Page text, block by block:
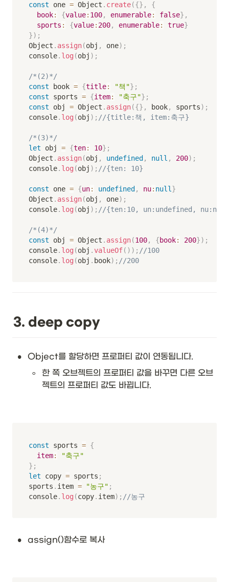
const one = Object . create({} ,
{
book: {value: 100, enumerable: false} ,
sports : {value: 200, enumerable: true}
}) ;
Object . assign(obj , one) ;
console. log (obj ) ;
/*(2)*/
const book = {title: "책"} ;
const sports = {item: "축구"} ;
const obj = Object . assign({} , book, sports) ;
console. log (obj ) ; //{title:책, item:축구}
/*(3)*/
let obj = {ten: 10} ;
Object . assign(obj , undefined , null , 200) ;
console. log (obj ) ; //{ten: 10}
const one = {un: undefined , nu: null}
Object . assign(obj , one) ;
console. log (obj ) ; //{ten:10, un:undefined,
/*(4)*/
const obj = Object . assign(100, {book: 200}) ;
console. log (obj .valueOf( ) ) ; //100
console. log (obj . book) ; //200
3. deep copy
• Object를 할당하면 프로퍼티 값이 연동됩니다.
◦
한 쪽 오브젝트의 프로퍼티 값을 바꾸면 다른 오브
젝트의 프로퍼티 값도 바뀝니다.
const sports = {
item:
"축구"
} ;
let copy = sports ;
sports . item = "농구" ;
console. log (copy. item) ; //농구
• assign()함수로 복사